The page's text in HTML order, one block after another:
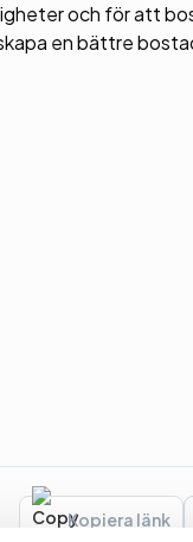
och för att
en bättre
Kopiera länk